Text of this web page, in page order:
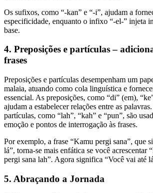
Os sufixos, como “-kan” e “-i”, ajudam a
especificidade, enquanto o infixo “-el-” injeta
base.
4. Preposições e partículas –
frases
Preposições e partículas desempenham um
malaia, atuando como cola linguística e
essencial. As preposições, como “di” (em),
ajudam a estabelecer relações entre as
partículas, como “lah”, “kah” e “pun”, são
emoção e pontos de interrogação às frases.
Por exemplo, a frase “Kamu pergi sana”, que
lá”, torna-se mais enfática se você acrescentar
pergi sana lah”. Agora significa “Você vai até
5. Abraçando a Jornada